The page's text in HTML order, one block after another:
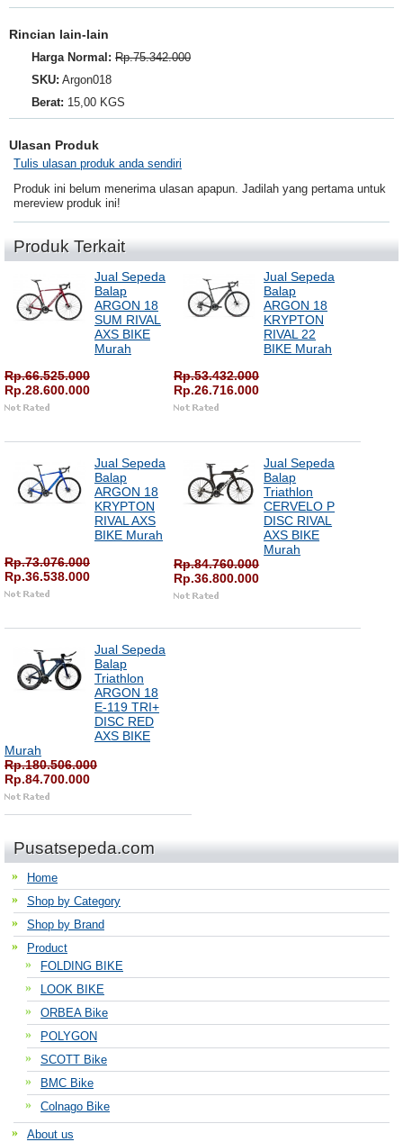
Rincian lain-lain
Harga Normal: Rp.75.342.000
SKU: Argon018
Berat: 15,00 KGS
Ulasan Produk
Tulis ulasan produk anda sendiri
Produk ini belum menerima ulasan apapun. Jadilah yang pertama untuk
mereview produk ini!
Produk Terkait
Jual Sepeda
Balap
ARGON 18
SUM RIVAL
AXS BIKE
Murah
Rp.66.525.000
Rp.28.600.000
Jual Sepeda
Balap
ARGON 18
KRYPTON
RIVAL 22
BIKE Murah
Rp.53.432.000
Rp.26.716.000
Jual Sepeda
Balap
ARGON 18
KRYPTON
RIVAL AXS
BIKE Murah
Rp.73.076.000
Rp.36.538.000
Jual Sepeda
Balap
Triathlon
CERVELO P
DISC RIVAL
AXS BIKE
Murah
Rp.84.760.000
Rp.36.800.000
Jual Sepeda
Balap
Triathlon
ARGON 18
E-119 TRI+
DISC RED
AXS BIKE
Murah
Rp.180.506.000
Rp.84.700.000
Pusatsepeda.com
Home
Shop by Category
Shop by Brand
Product
FOLDING BIKE
LOOK BIKE
ORBEA Bike
POLYGON
SCOTT Bike
BMC Bike
Colnago Bike
About us